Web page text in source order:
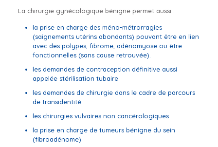
La chirurgie gynécologique bénigne permet aussi :
la prise en charge des méno-métrorragies
(saignements utérins abondants) pouvant être en lien
avec des polypes, fibrome, adénomyose ou être
fonctionnelles (sans cause retrouvée).
les demandes de contraception définitive aussi
appelée stérilisation tubaire
les demandes de chirurgie dans le cadre de parcours
de transidentité
les chirurgies vulvaires non cancérologiques
la prise en charge de tumeurs bénigne du sein
(fibroadénome)